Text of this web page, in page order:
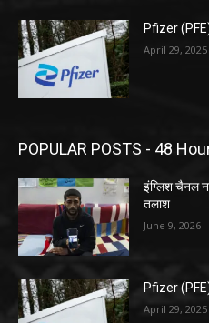
Pfizer
April 29, 2025
POPULAR POSTS - 48
इंग्लिश चैनल
तलाश
June 9, 2026
Pfizer
April 29, 2025